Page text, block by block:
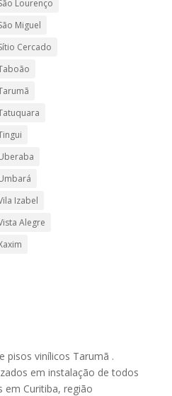
Lourenço
Miguel
Cercado
Izabel
Alegre
pisos vinílicos Tarumã .
em instalação de todos
em Curitiba, região